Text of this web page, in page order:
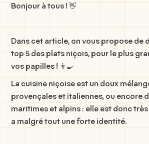
Bonjour à tous ! 👋
Dans cet article, on vous propose de
top 5 des plats niçois, pour le plus
vos papilles ! 👨🍳
La cuisine niçoise est un doux
provençales et italiennes, ou encore
maritimes et alpins : elle est donc
a malgré tout une forte identité.